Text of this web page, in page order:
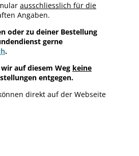
ausschliesslich für die
Angaben.
oder zu deiner Bestellung
gerne
.
auf diesem Weg keine
entgegen.
direkt auf der Webseite